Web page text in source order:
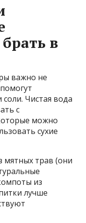
в
важно не
Чистая вода
с
можно
сухие
мятных трав (они
из
лучше